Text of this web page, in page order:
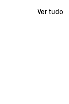
Ver tudo